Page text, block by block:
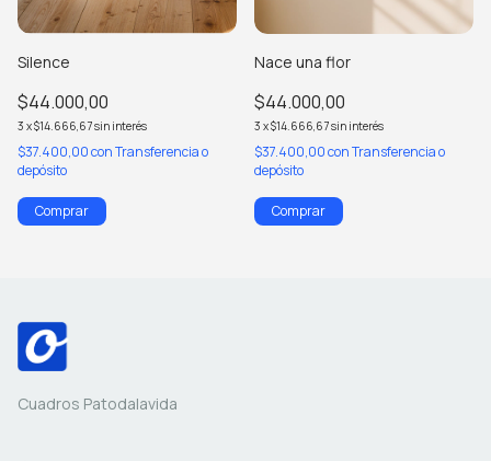
Silence
$44.000,00
3 x$14.666,67sin interés
$37.400,00conTransferencia o
depósito
Comprar
Nace una flor
$44.000,00
3 x$14.666,67sin interés
$37.400,00conTransferencia o
depósito
Comprar
Cuadros Patodalavida